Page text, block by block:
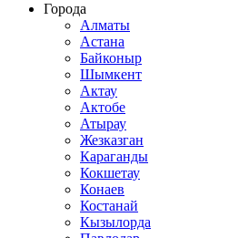
Города
Алматы
Астана
Байконыр
Шымкент
Актау
Актобе
Атырау
Жезказган
Караганды
Кокшетау
Конаев
Костанай
Кызылорда